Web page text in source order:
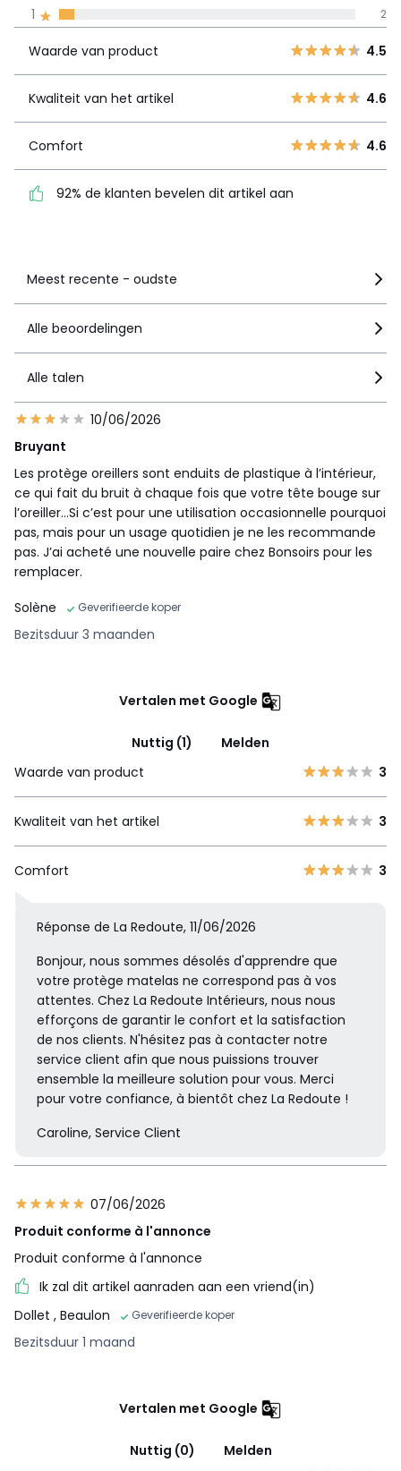
1
2 0
3
4 7
4.5
4.6
dit artikel aan
1 2
Waarde van product 4.5
Kwaliteit van het artikel 4.6
Comfort 4.6
92% de klanten bevelen dit artikel aan
Meest recente - oudste
Alle beoordelingen
Alle talen
10/06/2026
Bruyant
Les protège oreillers sont enduits de plastique à l’intérieur,
ce qui fait du bruit à chaque fois que votre tête bouge sur
l’oreiller…Si c’est pour une utilisation occasionnelle pourquoi
pas, mais pour un usage quotidien je ne les recommande
pas. J’ai acheté une nouvelle paire chez Bonsoirs pour les
remplacer.
Solène
Geverifieerde koper
Bezitsduur 3 maanden
Vertalen met Google
Nuttig (1)
Melden
Waarde van product
3
Kwaliteit van het artikel 3
Comfort 3
Réponse de La Redoute, 11/06/2026
Bonjour, nous sommes désolés d'apprendre que
votre protège matelas ne correspond pas à vos
attentes. Chez La Redoute Intérieurs, nous nous
efforçons de garantir le confort et la satisfaction
de nos clients. N'hésitez pas à contacter notre
service client afin que nous puissions trouver
ensemble la meilleure solution pour vous. Merci
pour votre confiance, à bientôt chez La Redoute !
Caroline, Service Client
07/06/2026
Produit conforme à l'annonce
Produit conforme à l'annonce
Ik zal dit artikel aanraden aan een vriend(in)
Dollet , Beaulon Geverifieerde koper
Bezitsduur 1 maand
Vertalen met Google
Nuttig (0)
Melden